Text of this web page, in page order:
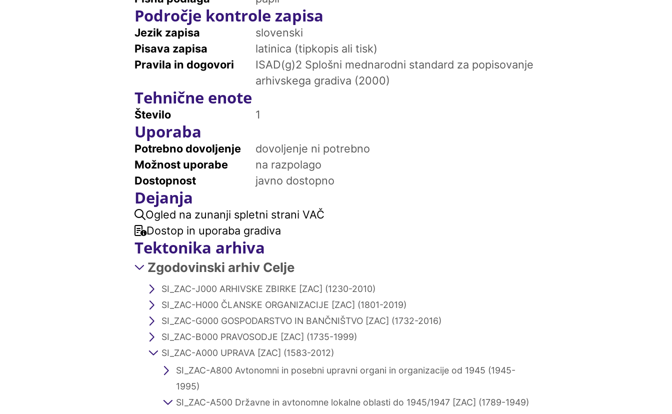
Področje kontrole zapisa
Jezik zapisa
slovenski
Pisava zapisa
latinica (tipkopis ali tisk)
Pravila in dogovori
ISAD(g)2 Splošni mednarodni standard za popisovanje
arhivskega gradiva (2000)
Tehnične enote
Število 1
Uporaba
Potrebno dovoljenje
dovoljenje ni potrebno
Možnost uporabe
na razpolago
Dostopnost
javno dostopno
Dejanja
Ogled na zunanji spletni strani VAČ
Dostop in uporaba gradiva
Tektonika arhiva
Zgodovinski arhiv Celje
SI_ZAC-J000 ARHIVSKE ZBIRKE [ZAC] (1230-2010)
SI_ZAC-H000 ČLANSKE ORGANIZACIJE [ZAC] (1801-2019)
SI_ZAC-G000 GOSPODARSTVO IN BANČNIŠTVO [ZAC] (1732-2016)
SI_ZAC-B000 PRAVOSODJE [ZAC] (1735-1999)
SI_ZAC-A000 UPRAVA [ZAC] (1583-2012)
SI_ZAC-A800 Avtonomni in posebni upravni organi in organizacije od 1945 (1945-
1995)
SI_ZAC-A500 Državne in avtonomne lokalne oblasti do 1945/1947 [ZAC] (1789-1949)